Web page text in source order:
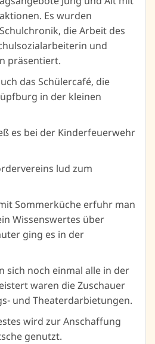
Es wurden
die Arbeit des
und
präsentiert.
das Schülercafé, die
in der kleinen
es bei der Kinderfeuerwehr
lud zum
Sommerküche erfuhr man
Wissenswertes über
ging es in der
sich noch einmal alle in der
waren die Zuschauer
und Theaterdarbietungen.
wird zur Anschaffung
genutzt.